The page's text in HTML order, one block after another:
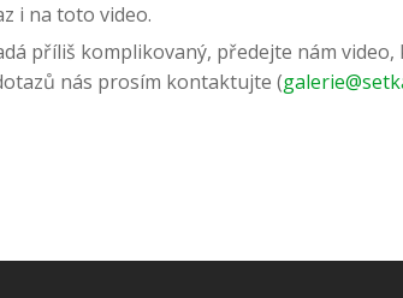
i na toto video.
příliš komplikovaný, předejte nám
nás prosím kontaktujte (